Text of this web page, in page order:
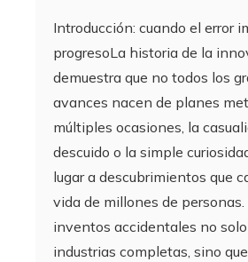
Introducción: cuando el error
progresoLa historia de la
demuestra que no todos los
avances nacen de planes
múltiples ocasiones, la
descuido o la simple
lugar a descubrimientos que
vida de millones de personas.
inventos accidentales no
industrias completas, sino